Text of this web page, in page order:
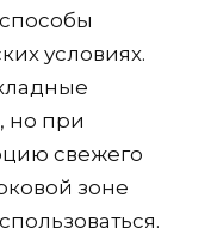
условиях.
но при
свежего
зоне